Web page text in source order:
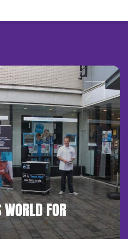
FOR